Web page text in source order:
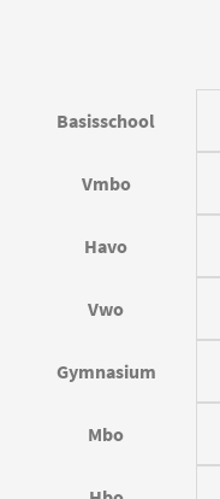
Basisschool
Vmbo
Havo
Vwo
Gymnasium
Mbo